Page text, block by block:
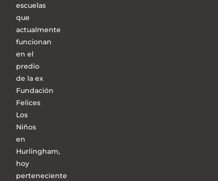
escuelas
que
actualmente
funcionan
en el
predio
de la ex
Fundación
Felices
Los
Niños
en
Hurlingham,
hoy
perteneciente